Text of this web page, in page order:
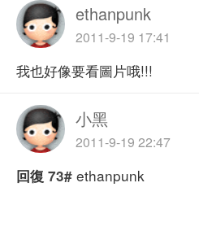
ethanpunk
2011-9-19 17:41
我也好像要看圖片哦!!!
小黑
2011-9-19 22:47
回復 73# ethanpunk